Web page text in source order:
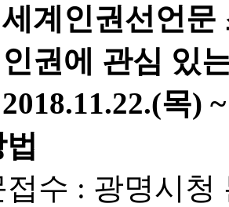
계인권선언문
권에 관심 있
목)
접수 : 광명시